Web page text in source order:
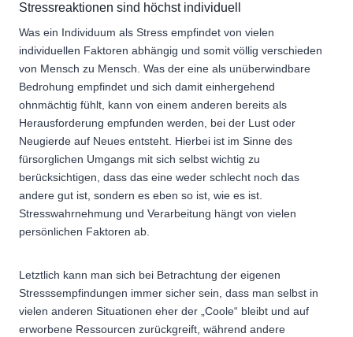
Stressreaktionen sind höchst individuell
Was ein Individuum als Stress empfindet von vielen
individuellen Faktoren abhängig und somit völlig verschieden
von Mensch zu Mensch. Was der eine als unüberwindbare
Bedrohung empfindet und sich damit einhergehend
ohnmächtig fühlt, kann von einem anderen bereits als
Herausforderung empfunden werden, bei der Lust oder
Neugierde auf Neues entsteht. Hierbei ist im Sinne des
fürsorglichen Umgangs mit sich selbst wichtig zu
berücksichtigen, dass das eine weder schlecht noch das
andere gut ist, sondern es eben so ist, wie es ist.
Stresswahrnehmung und Verarbeitung hängt von vielen
persönlichen Faktoren ab.
Letztlich kann man sich bei Betrachtung der eigenen
Stresssempfindungen immer sicher sein, dass man selbst in
vielen anderen Situationen eher der „Coole“ bleibt und auf
erworbene Ressourcen zurückgreift, während andere